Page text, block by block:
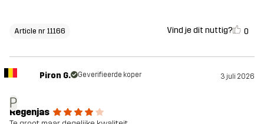
Article nr 11166 Vind je dit nuttig? 0
P
Piron G. Geverifieerde koper 3 juli 2026
Regenjas